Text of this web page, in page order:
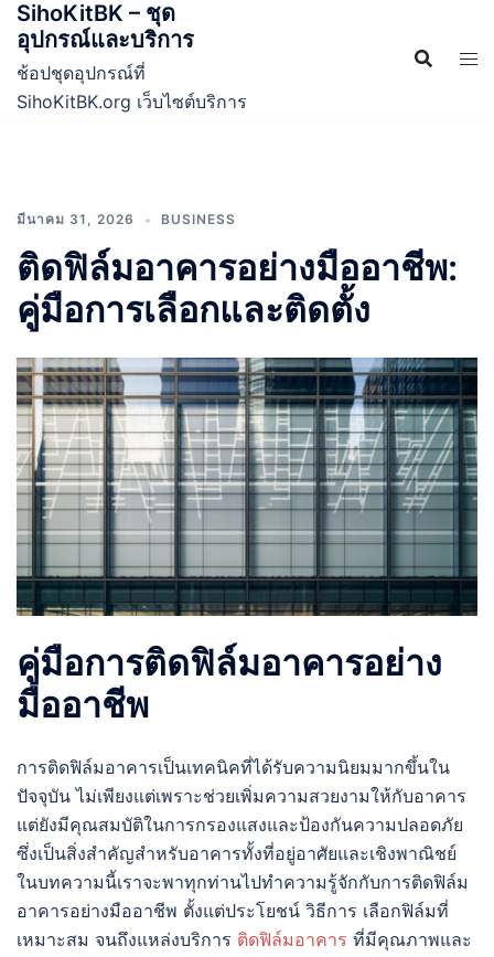
Skip
content
SihoKitBK – ชุด
อุปกรณ์และบริการ
ช้อปชุดอุปกรณ์ที่
SihoKitBK.org เว็บไซต์บริการ
มีนาคม 31, 2026 BUSINESS
ติดฟิล์มอาคารอย่างมืออาชีพ:
คู่มือการเลือกและติดตั้ง
คู่มือการติดฟิล์มอาคารอย่าง
มืออาชีพ
การติดฟิล์มอาคารเป็นเทคนิคที่ได้รับความนิยมมากขึ้นใน
ปัจจุบัน ไม่เพียงแต่เพราะช่วยเพิ่มความสวยงามให้กับอาคาร
แต่ยังมีคุณสมบัติในการกรองแสงและป้องกันความปลอดภัย
ซึ่งเป็นสิ่งสำคัญสำหรับอาคารทั้งที่อยู่อาศัยและเชิงพาณิชย์
ในบทความนี้เราจะพาทุกท่านไปทำความรู้จักกับการติดฟิล์ม
อาคารอย่างมืออาชีพ ตั้งแต่ประโยชน์ วิธีการ เลือกฟิล์มที่
เหมาะสม จนถึงแหล่งบริการ ติดฟิล์มอาคาร ที่มีคุณภาพและ